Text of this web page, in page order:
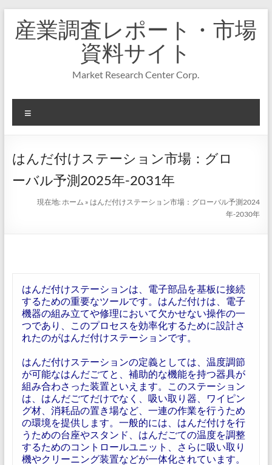
キ
プ
産業調査レポート・市場
資料サイト
Market Research Center Corp.
ニ
ー
はんだ付けステーション市場：グロ
ーバル予測2025年-2031年
現在地:ホーム » はんだ付けステーション市場：グローバル予測2024
年-2030年
はんだ付けステーションは、電子部品を基板に接続
するための重要なツールです。はんだ付けは、電子
機器の組み立てや修理において欠かせない操作の一
つであり、このプロセスを効率化するために設計さ
れたのがはんだ付けステーションです。
はんだ付けステーションの定義としては、温度調節
が可能なはんだごてと、補助的な機能を持つ器具が
組み合わさった装置といえます。このステーション
は、はんだごてだけでなく、吸い取り器、ワイピン
グ材、消耗品の置き場など、一連の作業を行うため
の環境を提供します。一般的には、はんだ付けを行
うための台座やスタンド、はんだごての温度を調整
するためのコントロールユニット、さらに吸い取り
機やクリーニング装置などが一体化されています。